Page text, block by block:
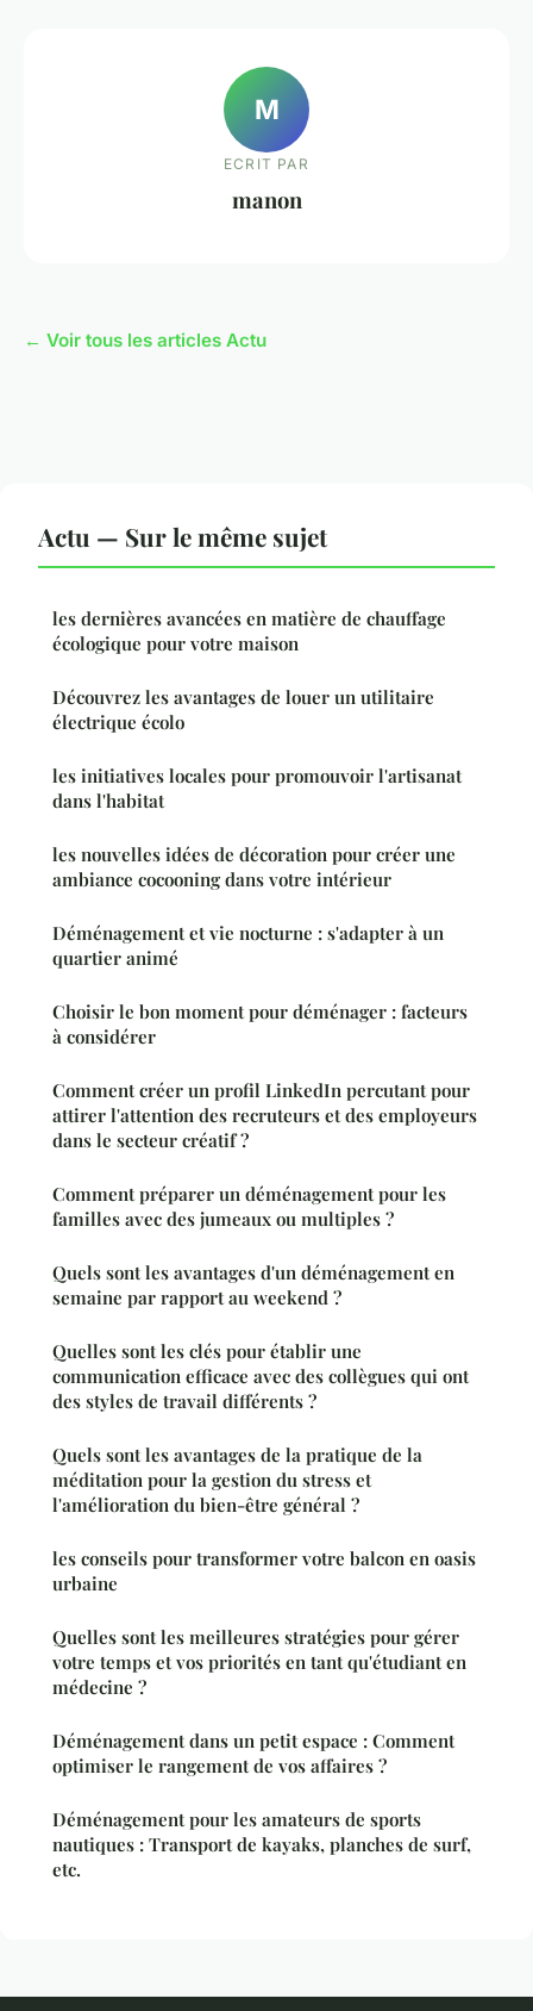
M
ECRIT PAR
manon
← Voir tous les articles Actu
Actu — Sur le même sujet
les dernières avancées en matière de chauffage
écologique pour votre maison
Découvrez les avantages de louer un utilitaire
électrique écolo
les initiatives locales pour promouvoir l'artisanat
dans l'habitat
les nouvelles idées de décoration pour créer une
ambiance cocooning dans votre intérieur
Déménagement et vie nocturne : s'adapter à un
quartier animé
Choisir le bon moment pour déménager : facteurs
à considérer
Comment créer un profil LinkedIn percutant pour
attirer l'attention des recruteurs et des employeurs
dans le secteur créatif ?
Comment préparer un déménagement pour les
familles avec des jumeaux ou multiples ?
Quels sont les avantages d'un déménagement en
semaine par rapport au weekend ?
Quelles sont les clés pour établir une
communication efficace avec des collègues qui ont
des styles de travail différents ?
Quels sont les avantages de la pratique de la
méditation pour la gestion du stress et
l'amélioration du bien-être général ?
les conseils pour transformer votre balcon en oasis
urbaine
Quelles sont les meilleures stratégies pour gérer
votre temps et vos priorités en tant qu'étudiant en
médecine ?
Déménagement dans un petit espace : Comment
optimiser le rangement de vos affaires ?
Déménagement pour les amateurs de sports
nautiques : Transport de kayaks, planches de surf,
etc.